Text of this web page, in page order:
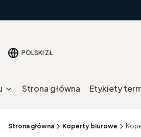
POLSKI ZŁ
Strona główna Etykiety
Strona główna Koperty biurowe